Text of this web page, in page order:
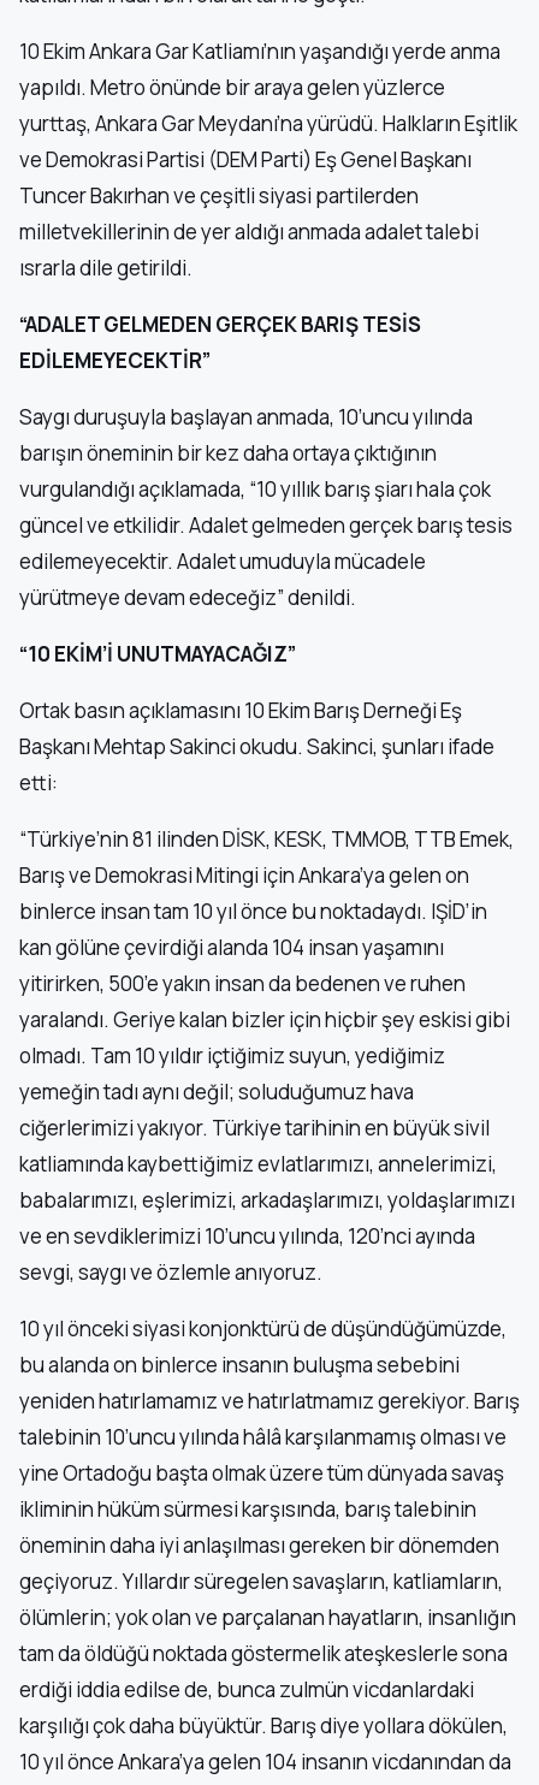
10 Ekim Ankara Gar Katliamı’nın yaşandığı yerde anma
yapıldı. Metro önünde bir araya gelen yüzlerce
yurttaş, Ankara Gar Meydanı’na yürüdü. Halkların Eşitlik
ve Demokrasi Partisi (DEM Parti) Eş Genel Başkanı
Tuncer Bakırhan ve çeşitli siyasi partilerden
milletvekillerinin de yer aldığı anmada adalet talebi
ısrarla dile getirildi.
“ADALET GELMEDEN GERÇEK BARIŞ TESİS
EDİLEMEYECEKTİR”
Saygı duruşuyla başlayan anmada, 10’uncu yılında
barışın öneminin bir kez daha ortaya çıktığının
vurgulandığı açıklamada, “10 yıllık barış şiarı hala çok
güncel ve etkilidir. Adalet gelmeden gerçek barış tesis
edilemeyecektir. Adalet umuduyla mücadele
yürütmeye devam edeceğiz” denildi.
“10 EKİM’İ UNUTMAYACAĞIZ”
Ortak basın açıklamasını 10 Ekim Barış Derneği Eş
Başkanı Mehtap Sakinci okudu. Sakinci, şunları ifade
etti:
“Türkiye’nin 81 ilinden DİSK, KESK, TMMOB, TTB Emek,
Barış ve Demokrasi Mitingi için Ankara’ya gelen on
binlerce insan tam 10 yıl önce bu noktadaydı. IŞİD’in
kan gölüne çevirdiği alanda 104 insan yaşamını
yitirirken, 500’e yakın insan da bedenen ve ruhen
yaralandı. Geriye kalan bizler için hiçbir şey eskisi gibi
olmadı. Tam 10 yıldır içtiğimiz suyun, yediğimiz
yemeğin tadı aynı değil; soluduğumuz hava
ciğerlerimizi yakıyor. Türkiye tarihinin en büyük sivil
katliamında kaybettiğimiz evlatlarımızı, annelerimizi,
babalarımızı, eşlerimizi, arkadaşlarımızı, yoldaşlarımızı
ve en sevdiklerimizi 10’uncu yılında, 120’nci ayında
sevgi, saygı ve özlemle anıyoruz.
10 yıl önceki siyasi konjonktürü de düşündüğümüzde,
bu alanda on binlerce insanın buluşma sebebini
yeniden hatırlamamız ve hatırlatmamız gerekiyor. Barış
talebinin 10’uncu yılında hâlâ karşılanmamış olması ve
yine Ortadoğu başta olmak üzere tüm dünyada savaş
ikliminin hüküm sürmesi karşısında, barış talebinin
öneminin daha iyi anlaşılması gereken bir dönemden
geçiyoruz. Yıllardır süregelen savaşların, katliamların,
ölümlerin; yok olan ve parçalanan hayatların, insanlığın
tam da öldüğü noktada göstermelik ateşkeslerle sona
erdiği iddia edilse de, bunca zulmün vicdanlardaki
karşılığı çok daha büyüktür. Barış diye yollara dökülen,
10 yıl önce Ankara’ya gelen 104 insanın vicdanından da